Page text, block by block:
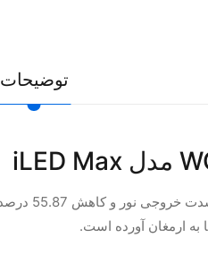
توضیحات
به ارمغان آورده است.